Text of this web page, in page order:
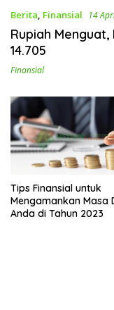
Berita, Finansial 14
Rupiah
14.705
Finansial
Tips Finansial untuk
Mengamankan Masa
Anda di Tahun 2023